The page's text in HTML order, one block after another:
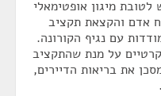
מיגון אופטימאלי
אדם והקצאת תקציב
עם נגיף הקורונה.
על מנת שהתקציב
את בריאות הדיירים,